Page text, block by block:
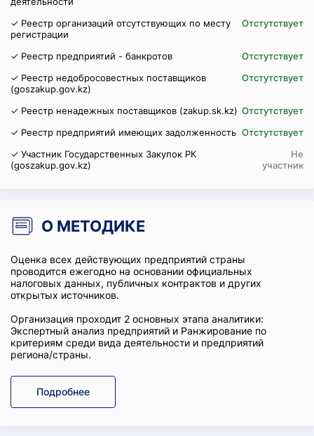
✓ Реестр организаций отсутствующих по месту
регистрации
Отстутствует
✓ Реестр предприятий - банкротов
Отстутствует
✓ Реестр недобросовестных поставщиков
(goszakup.gov.kz)
Отстутствует
✓ Реестр ненадежных поставщиков (zakup.sk.kz) Отстутствует
✓ Реестр предприятий имеющих задолженность Отстутствует
✓ Участник Государственных Закупок РК
(goszakup.gov.kz)
Не
участник
О МЕТОДИКЕ
Оценка всех действующих предприятий страны
проводится ежегодно на основании официальных
налоговых данных, публичных контрактов и других
открытых источников.
Организация проходит 2 основных этапа аналитики:
Экспертный анализ предприятий и Ранжирование по
критериям среди вида деятельности и предприятий
региона/страны.
Подробнее